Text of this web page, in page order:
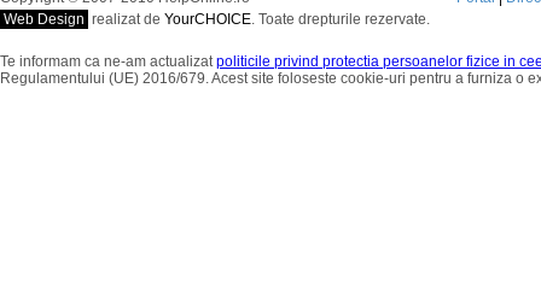
Web Design realizat de YourCHOICE. Toate drepturile rezervate.
Te informam ca ne-am actualizatpoliticile privind protectia persoanelor fizice in
Regulamentului (UE) 2016/679. Acest site foloseste cookie-uri pentru a furniza o